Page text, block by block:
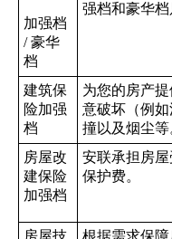
加强档
/ 豪华
档
强档和豪华档
建筑保
险加强
档
为您的房产
意破坏（例
撞以及烟尘等
房屋改
建保险
加强档
安联承担房
保护费。